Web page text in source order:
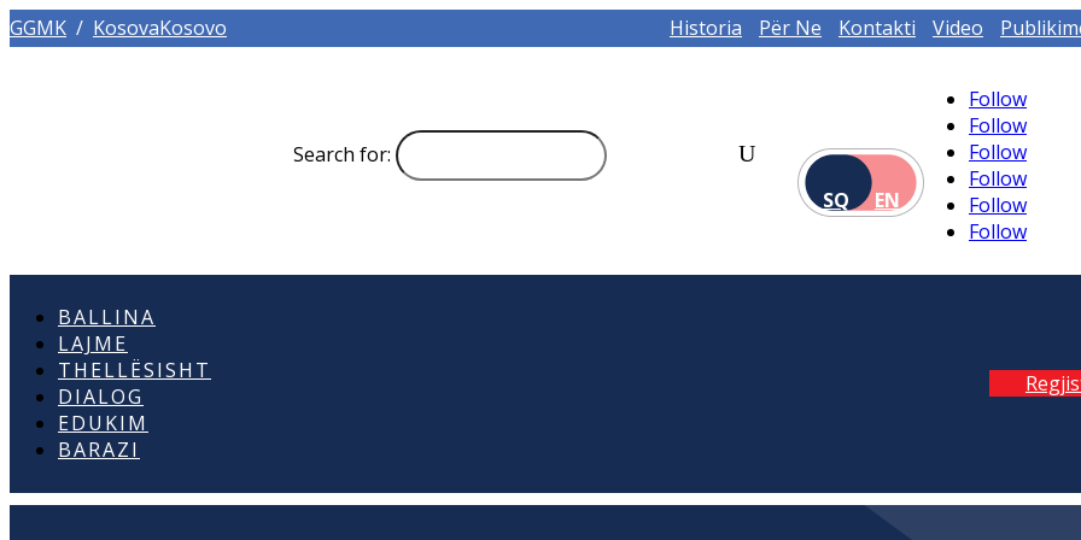
GGMK / KosovaKosovo Historia Për Ne Kontakti Video
Search for:
SQ
EN
Follow
Follow
Follow
Follow
Follow
Follow
BALLINA
LAJME
THELLËSISHT
DIALOG
EDUKIM
BARAZI